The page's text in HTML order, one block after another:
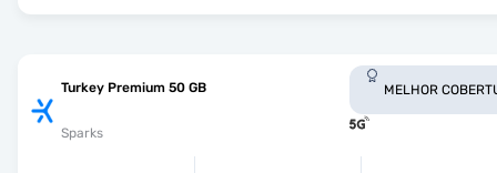
Turkey Premium 50 GB
Sparks
MELHOR